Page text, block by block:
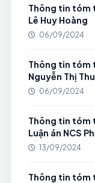
Thông tin tóm
Lê Huy Hoàng
06/09/2024
Thông tin tóm
Nguyễn Thị
06/09/2024
Thông tin tóm
Luận án NCS
13/09/2024
Thông tin tóm